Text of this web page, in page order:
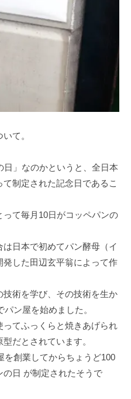
て。
日」なのかというと、全日本
制定された記念日であるこ
て毎月10日がコッペパンの
日本で初めてパン酵母（イ
した田辺玄平翁によって作
術を学び、その技術を生か
ン屋を始めました。
てふっくらと焼きあげられ
だとされています。
を創業してからちょうど100
の日 が制定されたそうで